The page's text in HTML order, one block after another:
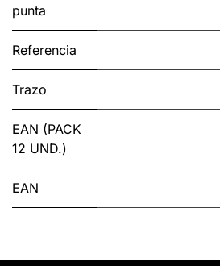
punta
Referencia
Trazo
EAN (PACK
12 UND.)
EAN